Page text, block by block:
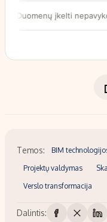
Temos: BIM
Projektų valdymas
Verslo transformacija
Dalintis: